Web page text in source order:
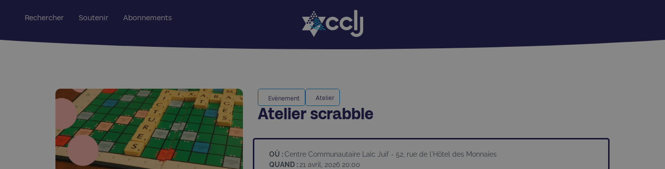
Rechercher Soutenir Abonnements
Evènement Atelier
Atelier scrabble
OÙ :Centre Communautaire Laïc Juif - 52, rue de l'Hôtel des Monnaies
QUAND : 21 avril, 2026 20:00